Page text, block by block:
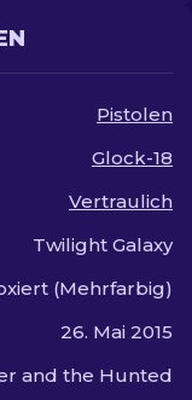
Pistolen
Glock-18
Vertraulich
Twilight Galaxy
(Mehrfarbig)
26. Mai 2015
and the Hunted